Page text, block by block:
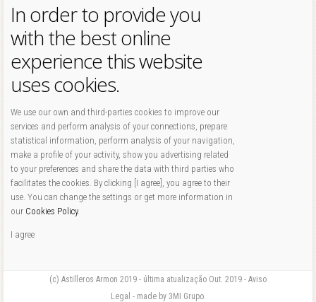
In order to provide you
with the best online
experience this website
uses cookies.
We use our own and third-parties cookies to improve our
services and perform analysis of your connections, prepare
statistical information, perform analysis of your navigation,
make a profile of your activity, show you advertising related
to your preferences and share the data with third parties who
facilitates the cookies. By clicking [I agree], you agree to their
use. You can change the settings or get more information in
our Cookies Policy.
I agree
(c) Astilleros Armon 2019 - última atualização Out. 2019 - Aviso
Legal - made by 3MI Grupo.